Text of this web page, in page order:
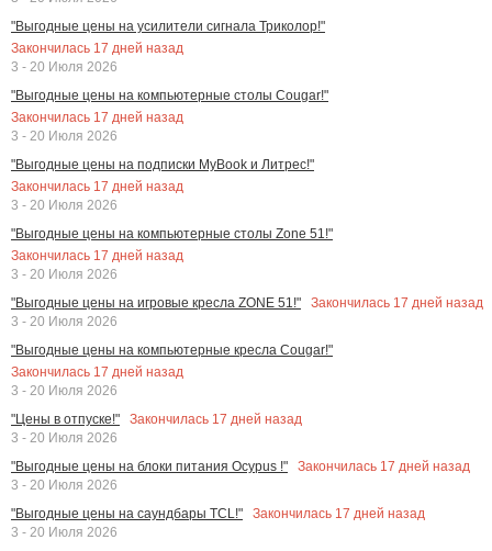
"Выгодные цены на усилители сигнала Триколор!"
Закончилась 17 дней назад
3 - 20 Июля 2026
"Выгодные цены на компьютерные столы Cougar!"
Закончилась 17 дней назад
3 - 20 Июля 2026
"Выгодные цены на подписки MyBook и Литрес!"
Закончилась 17 дней назад
3 - 20 Июля 2026
"Выгодные цены на компьютерные столы Zone 51!"
Закончилась 17 дней назад
3 - 20 Июля 2026
"Выгодные цены на игровые кресла ZONE 51!"
Закончилась 17 дней назад
3 - 20 Июля 2026
"Выгодные цены на компьютерные кресла Cougar!"
Закончилась 17 дней назад
3 - 20 Июля 2026
"Цены в отпуске!"
Закончилась 17 дней назад
3 - 20 Июля 2026
"Выгодные цены на блоки питания Ocypus !"
Закончилась 17 дней назад
3 - 20 Июля 2026
"Выгодные цены на саундбары TCL!"
Закончилась 17 дней назад
3 - 20 Июля 2026